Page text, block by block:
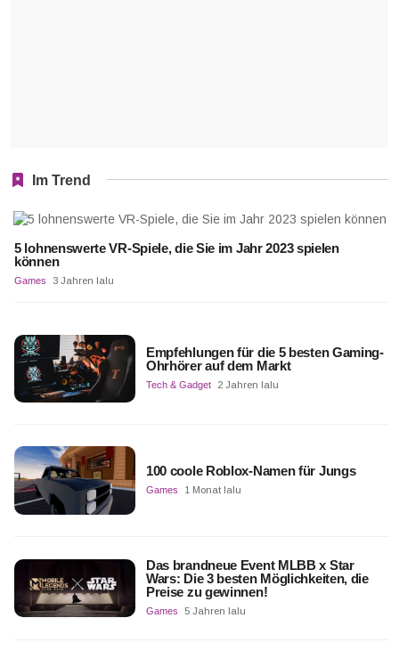
Im Trend
5 lohnenswerte VR-Spiele, die Sie im Jahr 2023 spielen
können
Games 3 Jahren lalu
Empfehlungen für die 5 besten Gaming-
Ohrhörer auf dem Markt
Tech & Gadget 2 Jahren lalu
100 coole Roblox-Namen für Jungs
Games 1 Monat lalu
Das brandneue Event MLBB x Star
Wars: Die 3 besten Möglichkeiten, die
Preise zu gewinnen!
Games 5 Jahren lalu